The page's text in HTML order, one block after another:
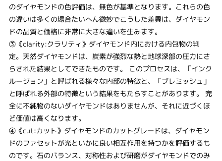
のダイヤモンドの色評価は、無色が基準となります。これらの色
の違いは多くの場合たいへん微妙でこうした差異は、ダイヤモン
ドの品質と価格に非常に大きな違いを生みます。
③《clarity:クラリティ》ダイヤモンド内における内包物の判
定。天然ダイヤモンドは、炭素が強烈な熱と地球深部の圧力にさ
らされた結果としてできたものです。 このプロセスは、「インク
ルージョン」と呼ばれる様々な内部の特徴と、「ブレミッシュ」
と呼ばれる外部の特徴という結果をもたらすことがあります。 完
全に不純物のないダイヤモンドはありませんが、それに近づくほ
ど価値は高くなります。
④《cut:カット》ダイヤモンドのカットグレードは、ダイヤモン
ドのファセットが光といかに良い相互作用を持つかを評価するも
のです。石のバランス、対称性および研磨がダイヤモンドでのみ